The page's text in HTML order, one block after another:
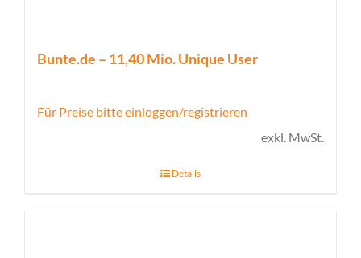
Bunte.de – 11,40 Mio. Unique User
Für Preise bitte einloggen/registrieren
exkl. MwSt.
Details